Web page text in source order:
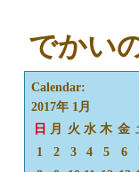
でかい
Calendar:
2017年 1月
日
月 火 水 木 金
1 2 3 4 5 6